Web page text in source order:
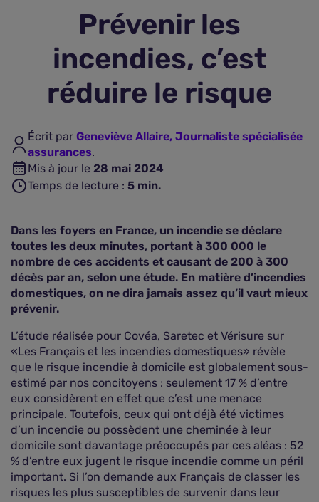
Assurance vie
Plus d'assurances
Prévenir les
incendies, c’est
réduire le risque
Écrit par Geneviève Allaire, Journaliste spécialisée
assurances.
Mis à jour le 28 mai 2024
Temps de lecture : 5 min.
Dans les foyers en France, un incendie se déclare
toutes les deux minutes, portant à 300 000 le
nombre de ces accidents et causant de 200 à 300
décès par an, selon une étude. En matière d’incendies
domestiques, on ne dira jamais assez qu’il vaut mieux
prévenir.
L’étude réalisée pour Covéa, Saretec et Vérisure sur
«Les Français et les incendies domestiques» révèle
que le risque incendie à domicile est globalement sous-
estimé par nos concitoyens : seulement 17 % d’entre
eux considèrent en effet que c’est une menace
principale. Toutefois, ceux qui ont déjà été victimes
d’un incendie ou possèdent une cheminée à leur
domicile sont davantage préoccupés par ces aléas : 52
% d’entre eux jugent le risque incendie comme un péril
important. Si l’on demande aux Français de classer les
risques les plus susceptibles de survenir dans leur